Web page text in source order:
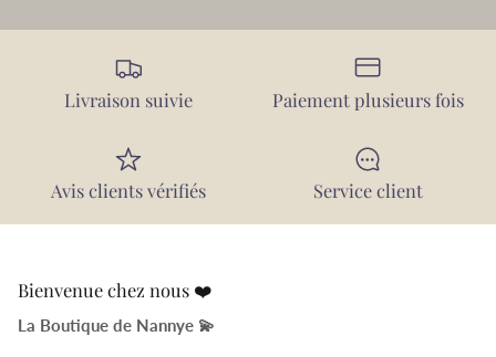
Livraison suivie Paiement plusieurs fois
Avis clients vérifiés Service client
Bienvenue chez nous ❤️
La Boutique de Nannye 💫